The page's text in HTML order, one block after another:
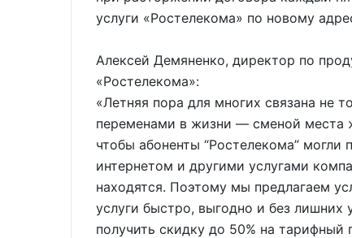
услуги «Ростелекома» по новому
Алексей Демяненко, директор по
«Ростелекома»:
«Летняя пора для многих связана не
переменами в жизни — сменой места
чтобы абоненты “Ростелекома”
интернетом и другими услугами
находятся. Поэтому мы предлагаем
услуги быстро, выгодно и без лишних
получить скидку до 50% на тарифный